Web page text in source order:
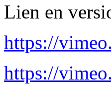
Lien en
https://
https://